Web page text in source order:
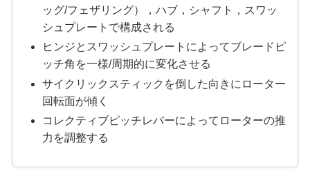
ッグ/フェザリング），ハブ，シャフト，スワッ
シュプレートで構成される
ヒンジとスワッシュプレートによってブレードピ
ッチ角を一様/周期的に変化させる
サイクリックスティックを倒した向きにローター
回転面が傾く
コレクティブピッチレバーによってローターの推
力を調整する